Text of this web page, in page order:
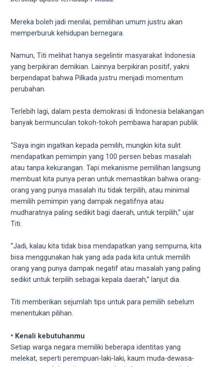
Mereka boleh jadi menilai, pemilihan umum justru akan
memperburuk kehidupan bernegara.
Namun, Titi melihat hanya segelintir masyarakat Indonesia
yang berpikiran demikian. Lainnya berpikiran positif, yakni
berpendapat bahwa Pilkada justru menjadi momentum
perubahan.
Terlebih lagi, dalam pesta demokrasi di Indonesia belakangan
banyak bermunculan tokoh-tokoh pembawa harapan publik.
“Saya ingin ingatkan kepada pemilih, mungkin kita sulit
mendapatkan pemimpin yang 100 persen bebas masalah
atau tanpa kekurangan. Tapi mekanisme pemilihan langsung
membuat kita punya peran untuk memastikan bahwa orang-
orang yang punya masalah itu tidak terpilih, atau minimal
memilih pemimpin yang dampak negatifnya atau
mudharatnya paling sedikit bagi daerah, untuk terpilih,” ujar
Titi.
“Jadi, kalau kita tidak bisa mendapatkan yang sempurna, kita
bisa menggunakan hak yang ada pada kita untuk memilih
orang yang punya dampak negatif atau masalah yang paling
sedikit untuk terpilih sebagai kepala daerah,” lanjut dia.
Titi memberikan sejumlah tips untuk para pemilih sebelum
menentukan pilihan.
• Kenali kebutuhanmu
Setiap warga negara memiliki beberapa identitas yang
melekat, seperti perempuan-laki-laki, kaum muda-dewasa-